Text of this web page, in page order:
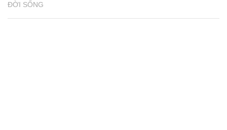
ĐỜI SỐNG